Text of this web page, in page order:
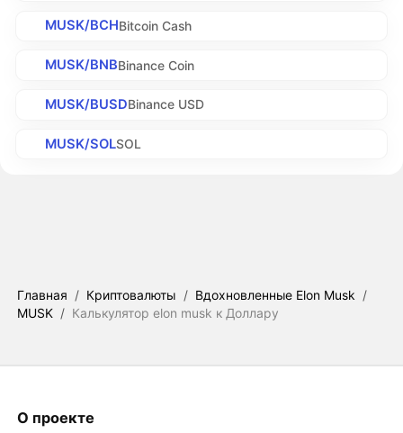
MUSK/BCHBitcoin Cash
MUSK/BNBBinance Coin
MUSK/BUSDBinance USD
MUSK/SOLSOL
Главная / Криптовалюты / Вдохновленные Elon Musk /
MUSK / Калькулятор elon musk к Доллару
О проекте